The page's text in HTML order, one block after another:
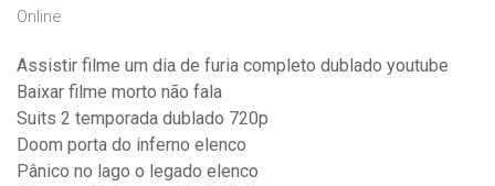
Online
Assistir filme um dia de furia completo dublado youtube
Baixar filme morto não fala
Suits 2 temporada dublado 720p
Doom porta do inferno elenco
Pânico no lago o legado elenco